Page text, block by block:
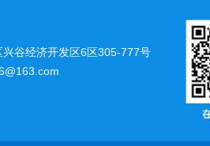
谷经济开发区6区305-777号